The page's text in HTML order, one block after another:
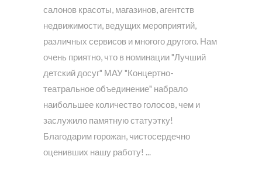
салонов красоты, магазинов, агентств
недвижимости, ведущих мероприятий,
различных сервисов и многого другого. Нам
очень приятно, что в номинации "Лучший
детский досуг" МАУ "Концертно-
театральное объединение" набрало
наибольшее количество голосов, чем и
заслужило памятную статуэтку!
Благодарим горожан, чистосердечно
оценивших нашу работу!